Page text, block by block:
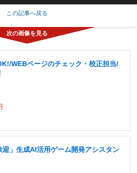
この記事へ戻る
WEBページのチェック・校正担当/
迎」生成AI活用ゲーム開発アシスタン